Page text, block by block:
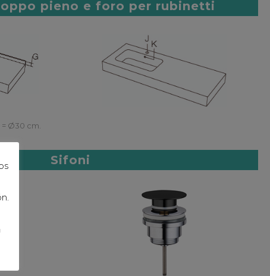
pieno e foro per rubinetti
= Ø30 cm.
Sifoni